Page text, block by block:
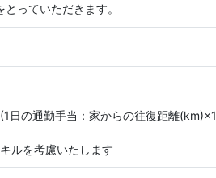
っていただきます。
日の通勤手当：家からの往復距離(km)×1
ルを考慮いたします